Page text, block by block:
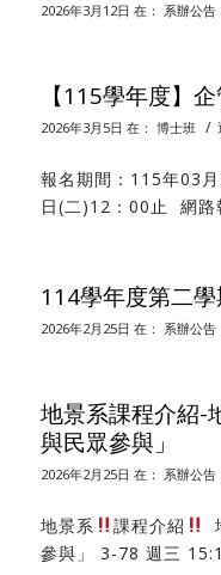
2026年3月12日 在： 系辦公告
【115學年度】
2026年3月5日 在： 博士班 /
報名期間：115年03
日(二)12：00止 網
114學年度第二
2026年2月25日 在： 系辦公告
地景系課程介紹-
與民眾參與」
2026年2月25日 在： 系辦公告
地景系 課程介紹
參與」 3-78 週三